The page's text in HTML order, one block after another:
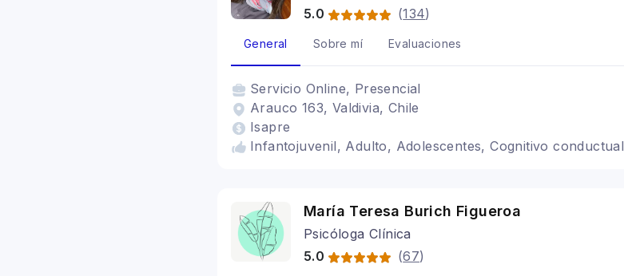
5.0
(134)
General Sobre mí Evaluaciones
Servicio Online, Presencial
Arauco 163, Valdivia, Chile
Isapre
Infantojuvenil, Adulto, Adolescentes, Cognitivo conductual
María Teresa Burich Figueroa
Psicóloga Clínica
5.0
(67)